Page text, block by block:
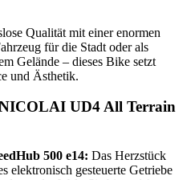
Qualität mit einer enormen
für die Stadt oder als
Gelände – dieses Bike setzt
und Ästhetik.
UD4 All Terrain
500 e14: Das Herzstück
elektronisch gesteuerte Getriebe